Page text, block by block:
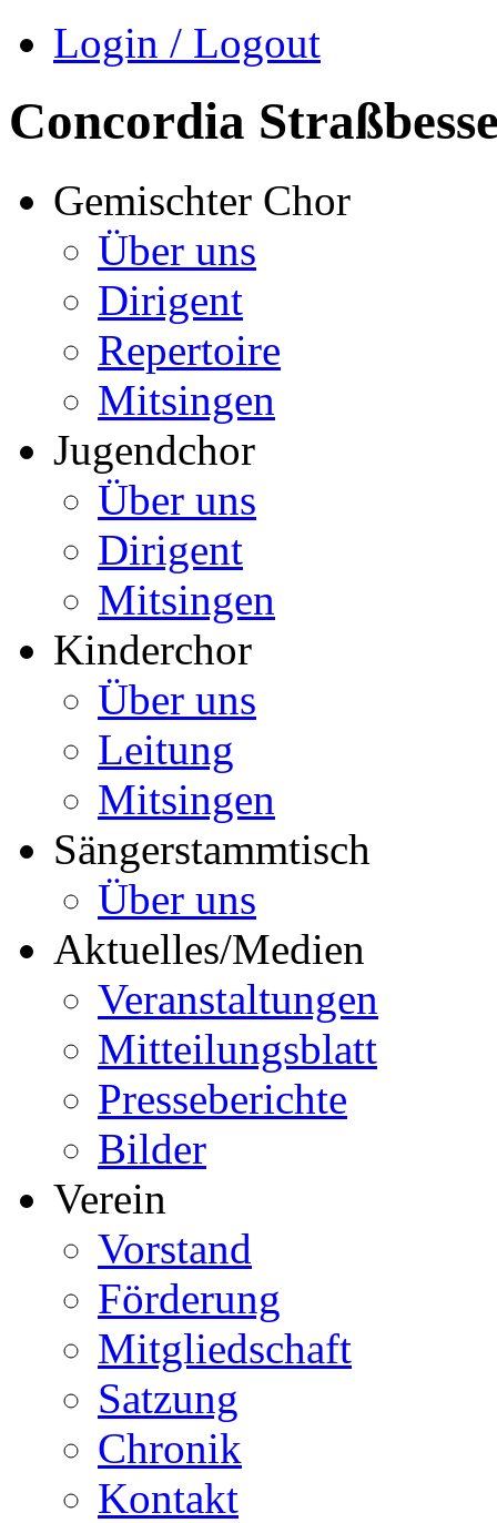
Login / Logout
Concordia
Gemischter Chor
Über uns
Dirigent
Repertoire
Mitsingen
Jugendchor
Über uns
Dirigent
Mitsingen
Kinderchor
Über uns
Leitung
Mitsingen
Sängerstammtisch
Über uns
Aktuelles/Medien
Veranstaltungen
Mitteilungsblatt
Presseberichte
Bilder
Verein
Vorstand
Förderung
Mitgliedschaft
Satzung
Chronik
Kontakt